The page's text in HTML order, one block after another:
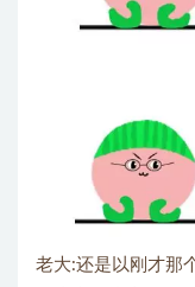
老大:还是以刚才那